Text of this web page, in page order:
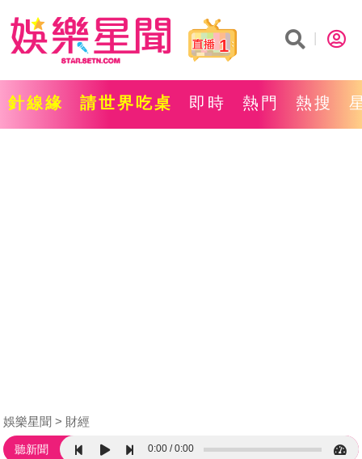
1
針線緣 請世界吃桌 即時 熱門 熱搜
娛樂星聞 財經
聽新聞 0:00 0:00